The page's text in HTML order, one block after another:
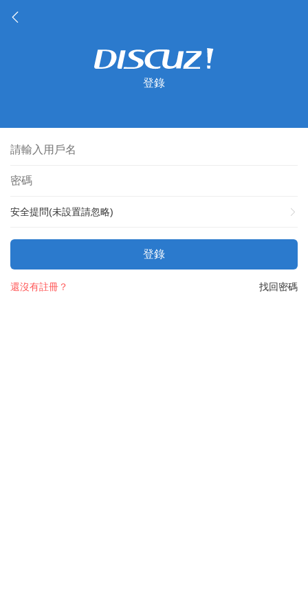
登錄
安全提問(未設置請忽略)
登錄
找回密碼
還沒有註冊？